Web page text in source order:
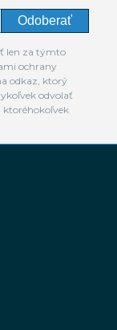
Odoberať
len za týmto
ochrany
odkaz, ktorý
odvolať
ktoréhokoľvek